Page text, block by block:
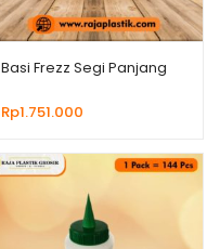
Basi Frezz Segi Panjang
Rp1.751.000